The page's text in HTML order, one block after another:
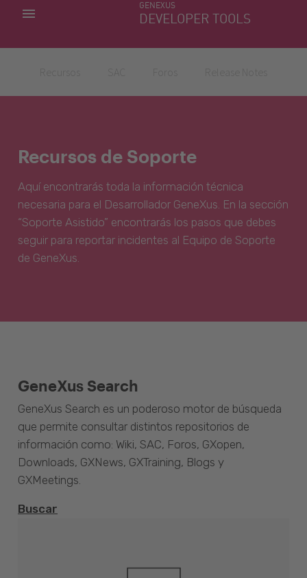
GENEXUS
DEVELOPER TOOLS
MIS APLICACIONES
Recursos de Soporte
Aquí encontrarás toda la información técnica
necesaria para el Desarrollador GeneXus. En la sección
“Soporte Asistido” encontrarás los pasos que debes
seguir para reportar incidentes al Equipo de Soporte
de GeneXus.
GeneXus Search
GeneXus Search es un poderoso motor de búsqueda
que permite consultar distintos repositorios de
información como: Wiki, SAC, Foros, GXopen,
Downloads, GXNews, GXTraining, Blogs y
GXMeetings.
Buscar